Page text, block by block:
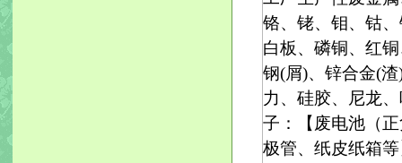
铬、铑、钼、钴
白板、磷铜、红
钢(屑)、锌合金(
力、硅胶、尼龙
子：【废电池（
极管、纸皮纸箱